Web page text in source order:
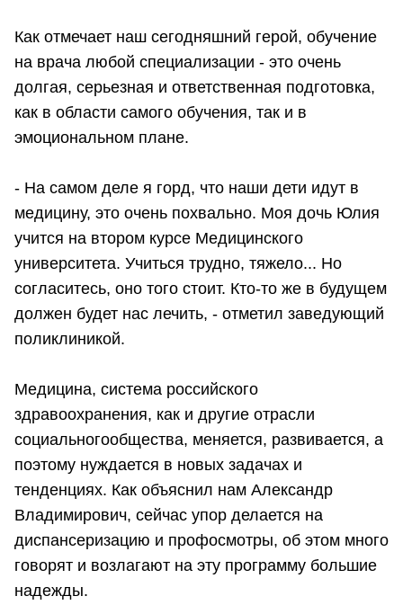
Как отмечает наш сегодняшний герой, обучение
на врача любой специализации - это очень
долгая, серьезная и ответственная подготовка,
как в области самого обучения, так и в
эмоциональном плане.
- На самом деле я горд, что наши дети идут в
медицину, это очень похвально. Моя дочь Юлия
учится на втором курсе Медицинского
университета. Учиться трудно, тяжело... Но
согласитесь, оно того стоит. Кто-то же в будущем
должен будет нас лечить, - отметил заведующий
поликлиникой.
Медицина, система российского
здравоохранения, как и другие отрасли
социальногообщества, меняется, развивается, а
поэтому нуждается в новых задачах и
тенденциях. Как объяснил нам Александр
Владимирович, сейчас упор делается на
диспансеризацию и профосмотры, об этом много
говорят и возлагают на эту программу большие
надежды.